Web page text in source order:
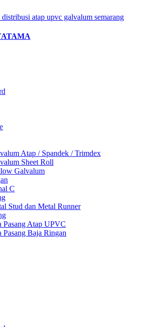
Atap / Spandek / Trimdex
Sheet Roll
Galvalum
C
Stud dan Metal Runner
Pasang Atap UPVC
Pasang Baja Ringan